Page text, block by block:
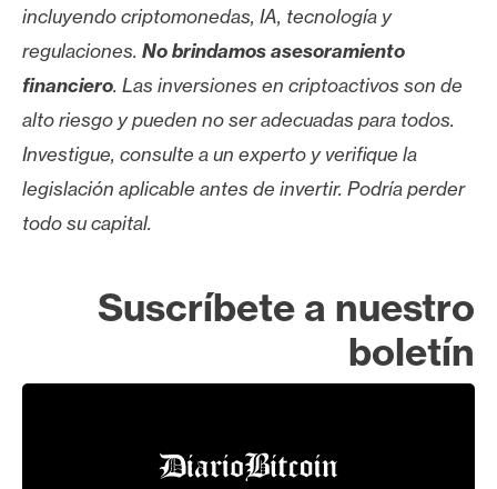
incluyendo criptomonedas, IA, tecnología y
regulaciones. No brindamos asesoramiento
financiero. Las inversiones en criptoactivos son de
alto riesgo y pueden no ser adecuadas para todos.
Investigue, consulte a un experto y verifique la
legislación aplicable antes de invertir. Podría perder
todo su capital.
Suscríbete a nuestro
boletín